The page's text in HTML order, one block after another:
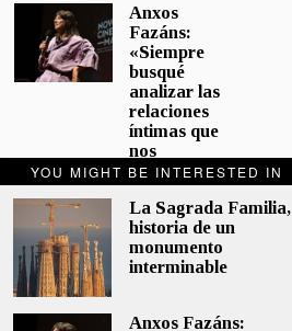
YOU MIGHT BE INTERESTED IN
La Sagrada Familia,
historia de un
monumento
interminable
Anxos Fazáns:
Anxos
Fazáns:
«Siempre
busqué
analizar las
relaciones
íntimas que
nos
afectan»
5 junio, 2026
El hijo de la
cómica, el
homenaje
Sacristán a